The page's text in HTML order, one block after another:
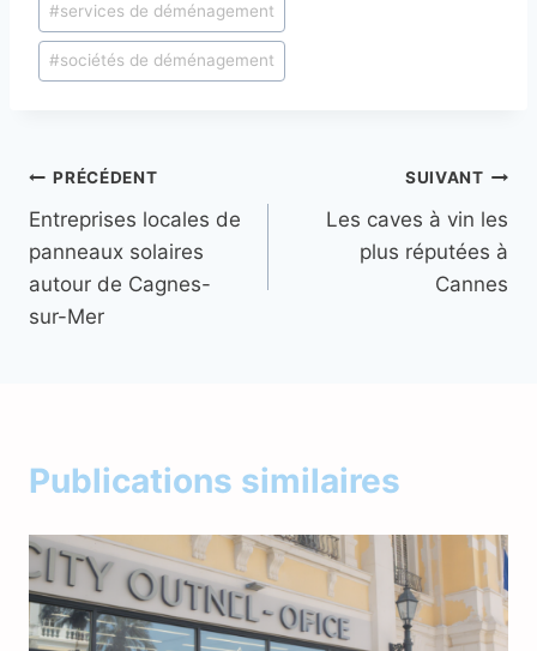
la
publication :
#services de déménagement
#sociétés de déménagement
Navigation
de
l’article
PRÉCÉDENT
Entreprises locales de
panneaux solaires
autour de Cagnes-
sur-Mer
SUIVANT
Les caves à vin les
plus réputées à
Cannes
Publications similaires